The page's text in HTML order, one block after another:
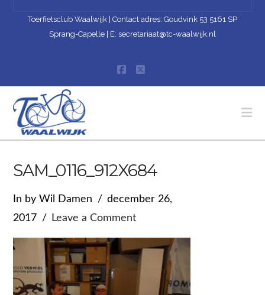
Toerfietsclub Waalwijk | Contact adres: Goudvink 53 5161 SP
Sprang-Capelle | E: secretariaat@tc-waalwijk.nl
SAM_0116_912X684
In by Wil Damen
december 26,
2017
Leave a Comment